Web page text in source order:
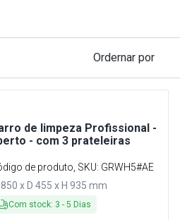
Ordernar por
de limpeza Profissional -
- com 3 prateleiras
de produto, SKU: GRWH5#AE
x D 455 x H 935 mm
Com stock: 3 - 5 Dias